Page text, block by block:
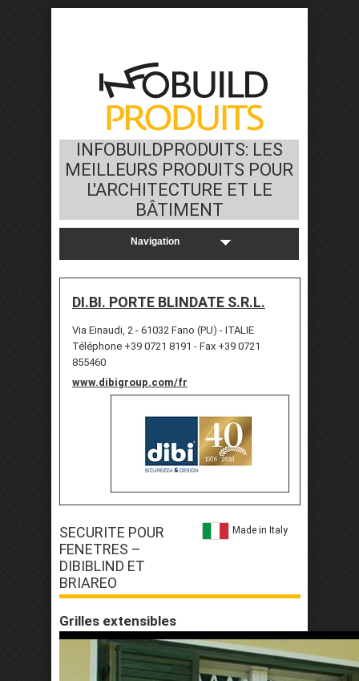
INFOBUILDPRODUITS: LES
MEILLEURS PRODUITS POUR
L'ARCHITECTURE ET LE
BÂTIMENT
DI.BI. PORTE BLINDATE S.R.L.
Via Einaudi, 2 - 61032 Fano (PU) - ITALIE
Téléphone +39 0721 8191 - Fax +39 0721
855460
www.dibigroup.com/fr
SECURITE POUR
FENETRES –
DIBIBLIND ET
BRIAREO
Made in Italy
Grilles extensibles